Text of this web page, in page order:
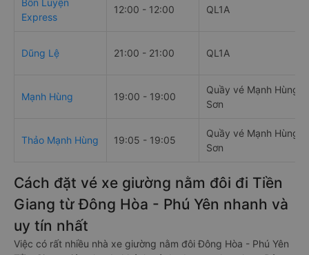
Bốn Luyện
Express
12:00 - 12:00 QL1A
Dũng Lệ 21:00 - 21:00 QL1A
Mạnh Hùng 19:00 - 19:00
Quầy vé Mạnh Hùng,
Sơn
Thảo Mạnh Hùng 19:05 - 19:05
Quầy vé Mạnh Hùng,
Sơn
Cách đặt vé xe giường nằm đôi đi Tiền
Giang từ Đông Hòa - Phú Yên nhanh và
uy tín nhất
Việc có rất nhiều nhà xe giường nằm đôi Đông Hòa - Phú Yên